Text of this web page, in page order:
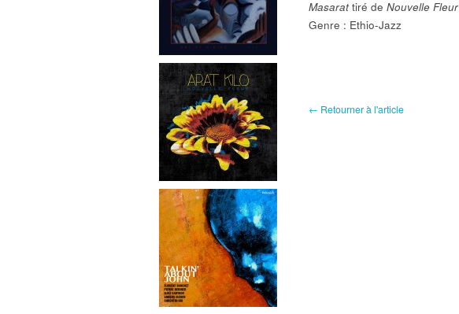
Masarattiré de Nouvelle Fleur
Genre : Ethio-Jazz
← Retourner à l'article